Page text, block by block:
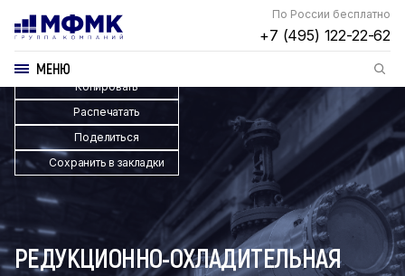
По России бесплатно
+7 (495) 122-22-62
МЕНЮ
Копировать
Распечатать
Поделиться
Сохранить в закладки
РЕДУКЦИОННО-ОХЛАДИТЕЛЬНАЯ